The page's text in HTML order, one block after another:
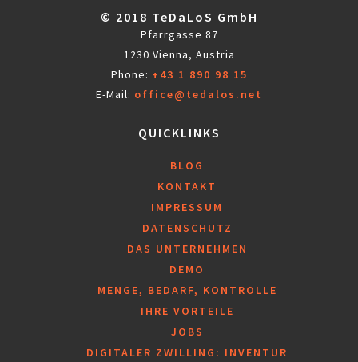
© 2018 TeDaLoS GmbH
Pfarrgasse 87
1230 Vienna, Austria
Phone: +43 1 890 98 15
E-Mail: office@tedalos.net
QUICKLINKS
BLOG
KONTAKT
IMPRESSUM
DATENSCHUTZ
DAS UNTERNEHMEN
DEMO
MENGE, BEDARF, KONTROLLE
IHRE VORTEILE
JOBS
DIGITALER ZWILLING: INVENTUR